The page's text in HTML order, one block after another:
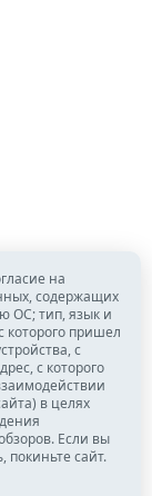
на
содержащих
ОС; тип, язык и
которого пришел
с
с которого
в целях
Если вы
сайт.